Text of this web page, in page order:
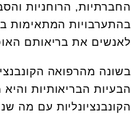
החברתיות, הרוחניות
בהתערבויות המתאימות
לאנשים את בריאותם
בשונה מהרפואה
הבעיות הבריאותיות
הקונבנציונליות עם מה